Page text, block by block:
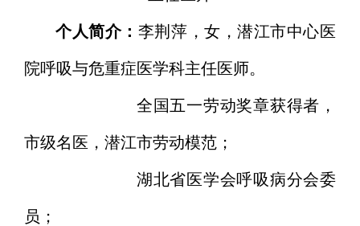
个人简介： 李荆萍，女，潜江市中心医
院呼吸与危重症医学科主任医师。
全国五一劳动奖章获得者，
市级名医，潜江市劳动模范；
湖北省医学会呼吸病分会委
员；